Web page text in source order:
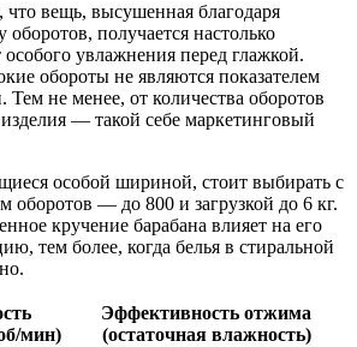
что вещь, высушенная благодаря
получается настолько
особого увлажнения перед глажкой.
обороты не являются показателем
Тем не менее, от количества оборотов
— такой себе маркетинговый
особой шириной, стоит выбирать с
— до 800 и загрузкой до 6 кг.
кручение барабана влияет на его
тем более, когда белья в стиральной
мин)
Эффективность отжима
(остаточная влажность)